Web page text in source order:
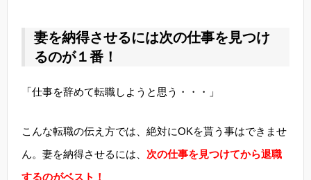
妻を納得させるには次の仕事を見つけ
るのが１番！
「仕事を辞めて転職しようと思う・・・」
こんな転職の伝え方では、絶対にOKを貰う事はできませ
ん。妻を納得させるには、 次の仕事を見つけてから退職
するのがベスト！